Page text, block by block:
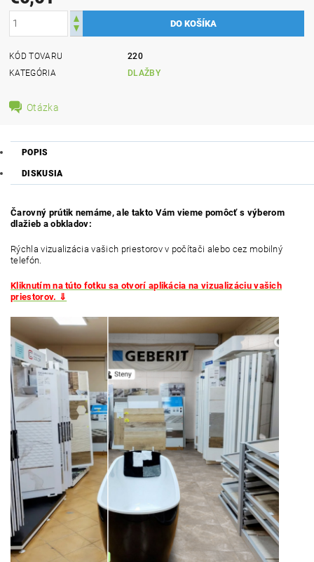
KÓD TOVARU
220
KATEGÓRIA
DLAŽBY
Otázka
POPIS
DISKUSIA
Čarovný prútik nemáme, ale takto Vám vieme pomôcť s výberom
dlažieb a obkladov:
Rýchla vizualizácia vašich priestorov v počítači alebo cez mobilný
telefón.
Kliknutím na túto fotku sa otvorí aplikácia na vizualizáciu vašich
priestorov. ⇓